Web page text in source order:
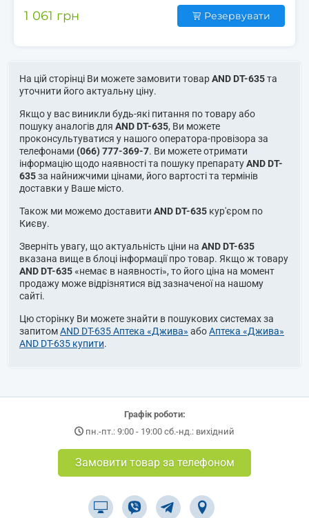
Резервувати
1 061 грн
На цій сторінці Ви можете замовити товарAND DT-635та
уточнити його актуальну ціну.
Якщо у вас виникли будь-які питання по товару або
пошуку аналогів для AND DT-635, Ви можете
проконсультуватися у нашого оператора-провізора за
телефонами (066) 777-369-7. Ви можете отримати
інформацію щодо наявності та пошуку препаратуAND DT-
635за найнижчими цінами, його вартості та термінів
доставки у Ваше місто.
Також ми можемо доставити AND DT-635 кур'єром по
Києву.
Зверніть увагу, що актуальність ціни на AND DT-635
вказана вище в блоці інформації про товар. Якщо ж товару
AND DT-635«немає в наявності», то його ціна на момент
продажу може відрізнятися від зазначеної на нашому
сайті.
Цю сторінку Ви можете знайти в пошукових системах за
запитомAND DT-635 Аптека «Джива» абоАптека «Джива»
AND DT-635 купити.
Графік роботи:
пн.-пт.: 9:00 - 19:00 сб.-нд.: вихідний
Замовити товар за телефоном